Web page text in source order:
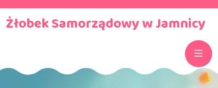
Żłobek Samorządowy w Jamnicy